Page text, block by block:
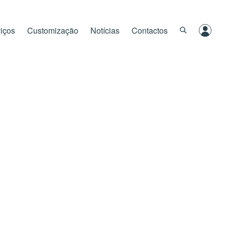
Customização Notícias Contactos